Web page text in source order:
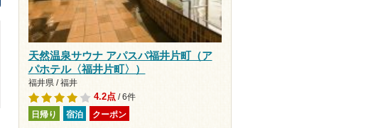
天然温泉サウナ アパスパ福井片町（ア
パホテル〈福井片町〉）
福井県 / 福井
4.2点/ 6件
日帰り 宿泊 クーポン